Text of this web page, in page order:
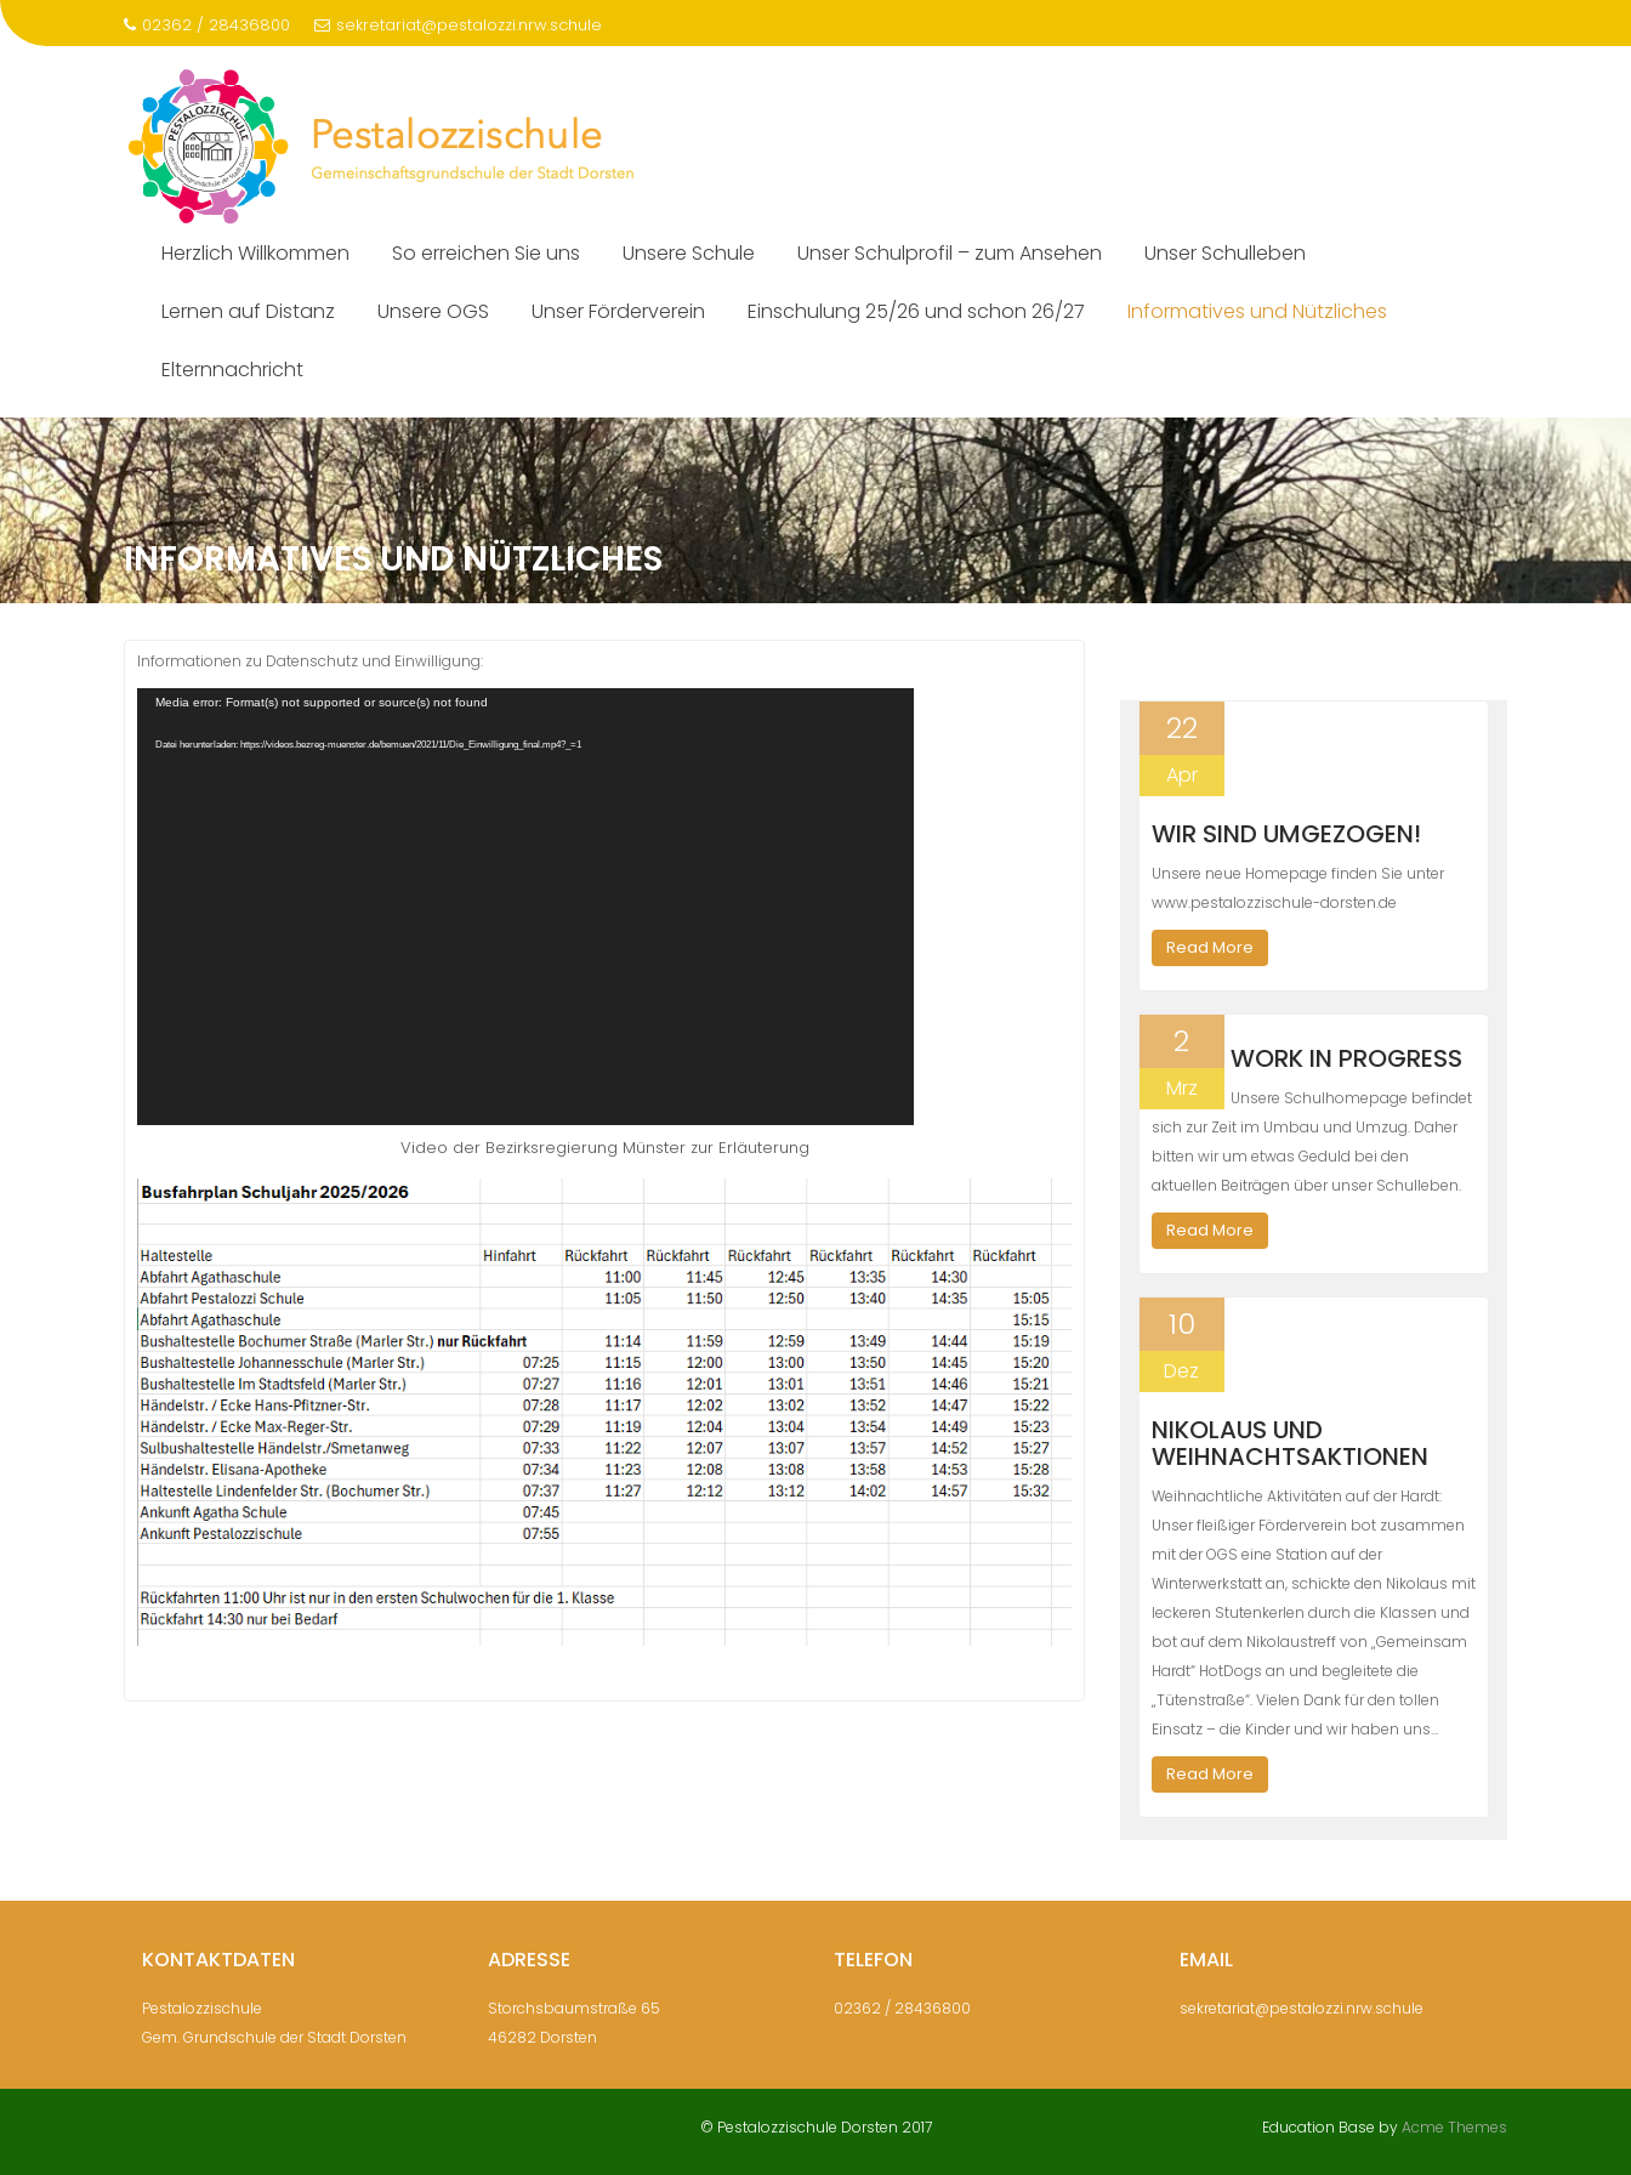
Skip
02362 / 28436800 sekretariat@pestalozzi.nrw.schule
Herzlich Willkommen So erreichen Sie uns Unsere Schule Unser Schulprofil – zum Ansehen Unser Schulleben
Lernen auf Distanz Unsere OGS Unser Förderverein Einschulung 25/26 und schon 26/27 Informatives und Nützliches
Elternnachricht
INFORMATIVES UND NÜTZLICHES
Informationen zu Datenschutz und Einwilligung:
Video-
Media error: Format(s) not supported or source(s) not found
Datei herunterladen: https://videos.bezreg-muenster.de/bemuen/2021/11/Die_Einwilligung_final.mp4?_=1
Video der Bezirksregierung Münster zur Erläuterung
22
Apr
WIR SIND UMGEZOGEN!
Unsere neue Homepage finden Sie unter
www.pestalozzischule-dorsten.de
Read More
2
Mrz
WORK IN PROGRESS
Unsere Schulhomepage befindet
sich zur Zeit im Umbau und Umzug. Daher
bitten wir um etwas Geduld bei den
aktuellen Beiträgen über unser Schulleben.
Read More
10
Dez
NIKOLAUS UND
WEIHNACHTSAKTIONEN
Weihnachtliche Aktivitäten auf der Hardt:
Unser fleißiger Förderverein bot zusammen
mit der OGS eine Station auf der
Winterwerkstatt an, schickte den Nikolaus mit
leckeren Stutenkerlen durch die Klassen und
bot auf dem Nikolaustreff von „Gemeinsam
Hardt“ HotDogs an und begleitete die
„Tütenstraße“. Vielen Dank für den tollen
Einsatz – die Kinder und wir haben uns…
Read More
KONTAKTDATEN
Pestalozzischule
Gem. Grundschule der Stadt Dorsten
ADRESSE
Storchsbaumstraße 65
46282 Dorsten
TELEFON
02362 / 28436800
EMAIL
sekretariat@pestalozzi.nrw.schule
© Pestalozzischule Dorsten 2017 Education Base byAcme Themes